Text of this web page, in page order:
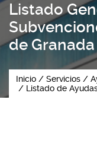
Listado
de Granada
Inicio Servicios
Listado de